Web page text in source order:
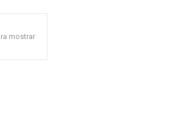
mostrar